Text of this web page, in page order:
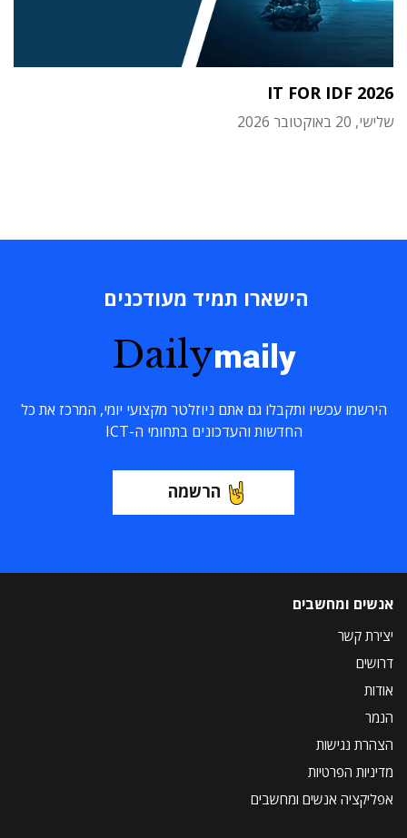
IT FOR IDF 2026
שלישי, 20 באוקטובר 2026
הישארו תמיד מעודכנים
Dailymaily
הירשמו עכשיו ותקבלו גם אתם ניוזלטר מקצועי יומי, המרכז את כל
החדשות והעדכונים בתחומי ה-ICT
הרשמה
אנשים ומחשבים
יצירת קשר
דרושים
אודות
הנמר
הצהרת נגישות
מדיניות הפרטיות
אפליקציה אנשים ומחשבים